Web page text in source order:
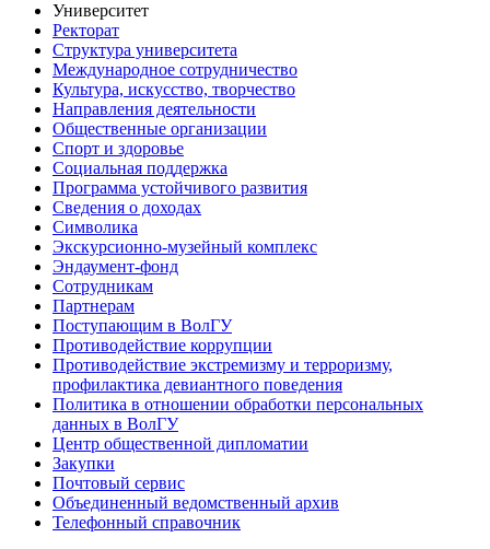
Университет
Ректорат
Структура университета
Международное сотрудничество
Культура, искусство, творчество
Направления деятельности
Общественные организации
Спорт и здоровье
Социальная поддержка
Программа устойчивого развития
Сведения о доходах
Символика
Экскурсионно-музейный комплекс
Эндаумент-фонд
Сотрудникам
Партнерам
Поступающим в ВолГУ
Противодействие коррупции
Противодействие экстремизму и терроризму,
профилактика девиантного поведения
Политика в отношении обработки персональных
данных в ВолГУ
Центр общественной дипломатии
Закупки
Почтовый сервис
Объединенный ведомственный архив
Телефонный справочник